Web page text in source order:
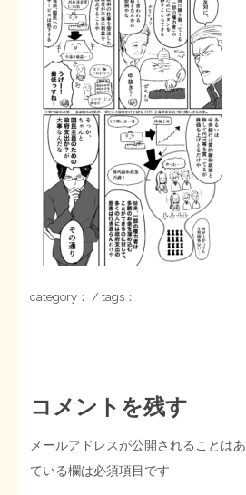
【国の、本当の】財源チラシ／旧・財源研
シン財源はあなたです／合同誌／旧・サブ
日本経済を解説するヤンキー／MIHANAマ
マネクリ戦士 RED & BLACK
MMTの学習資料
STOPインボイス作品集
たかの経世済民イラスト集
旧・財源研究室について
チラシ発行部数
会計報告
旧・財研出版について
会計報告
category： / tags：
コメントを残す
メールアドレスが公開されることはあ
ている欄は必須項目です